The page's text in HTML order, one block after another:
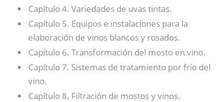
Capítulo 4. Variedades de uvas tintas.
Capítulo 5. Equipos e instalaciones para la
elaboración de vinos blancos y rosados.
Capítulo 6. Transformación del mosto en vino.
Capítulo 7. Sistemas de tratamiento por frío del
vino.
Capítulo 8. Filtración de mostos y vinos.